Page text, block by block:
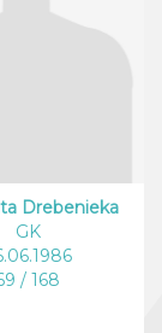
Drebenieka
GK
/ 168